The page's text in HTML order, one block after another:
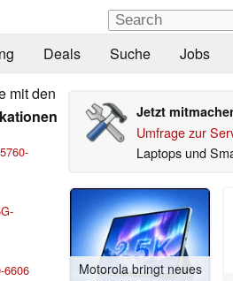
Deals Suche Jobs
mit den
6606
Jetzt
Umfrage zur
Laptops und
Motorola bringt neues